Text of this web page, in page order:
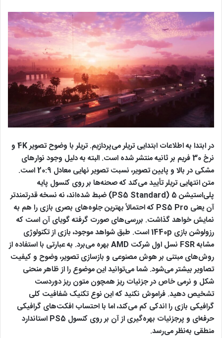
در ابتدا به اطلاعات ابتدایی تریلر می‌پردازیم. تریلر با وضوح تصویر 4K و
نرخ 30 فریم بر ثانیه منتشر شده است. البته به ‌دلیل وجود نوارهای
مشکی در بالا و پایین تصویر، نسبت تصویر نهایی معادل 20:9 است.
متن انتهایی تریلر تأیید می‌کند که صحنه‌ها بر روی کنسول پایه
پلی‌استیشن 5 (PS5 Standard) ضبط شده‌اند، نه نسخه قدرتمندتر
آن یعنی PS5 Pro که احتمالاً بهترین جلوه‌های بصری بازی را هم به
نمایش خواهد گذاشت. بررسی‌های صورت‌ گرفته گویای آن است که
رزولوشن بازی 1440p است. طبق شواهد موجود، بازی از تکنولوژی
مشابه FSR نسل اول شرکت AMD بهره می‌برد. به عبارتی با استفاده از
روش‌های مبتنی بر هوش مصنوعی و بازسازی تصویر، وضوح و کیفیت
تصاویر بیشتر می‌شود. شما می‌توانید این موضوع را از ظاهر منحنی‌
شکل و نرمی خاص در جزئیات ریز همچون متون ریز دوردست
تشخیص دهید. فراموش نکنید که این نوع تکنیک شفافیت کلی
گرافیکی بازی را اندکی کم می‌کند، اما با احتساب افکت‌های گرافیکی
حرفه‌ای و پرجزئیات بهره‌گیری از آن بر روی کنسول PS5 استاندارد
منطقی به‌نظر می‌رسد.